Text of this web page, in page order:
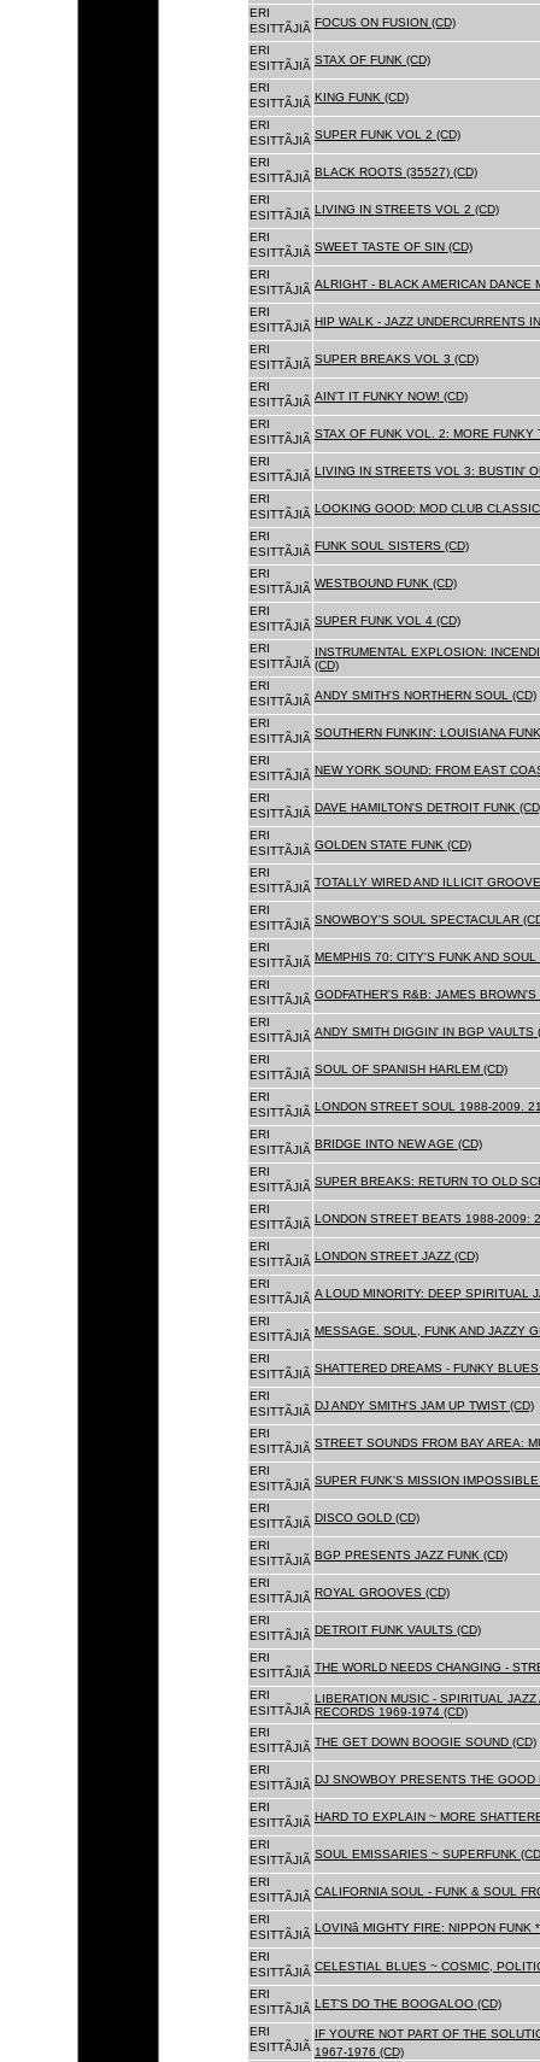
ERI
ESITTÃJIÃ FOCUS ON FUSION (CD)
ERI
ESITTÃJIÃ STAX OF FUNK (CD)
ERI
ESITTÃJIÃ KING FUNK (CD)
ERI
ESITTÃJIÃ SUPER FUNK VOL 2 (CD)
ERI
ESITTÃJIÃ BLACK ROOTS (35527) (CD)
ERI
ESITTÃJIÃ LIVING IN STREETS VOL 2 (CD)
ERI
ESITTÃJIÃ SWEET TASTE OF SIN (CD)
ERI
ESITTÃJIÃ ALRIGHT - BLACK AMERICAN DANCE
ERI
ESITTÃJIÃ HIP WALK - JAZZ UNDERCURRENTS
ERI
ESITTÃJIÃ SUPER BREAKS VOL 3 (CD)
ERI
ESITTÃJIÃ AIN'T IT FUNKY NOW! (CD)
ERI
ESITTÃJIÃ STAX OF FUNK VOL. 2: MORE FUNKY
ERI
ESITTÃJIÃ LIVING IN STREETS VOL 3: BUSTIN'
ERI
ESITTÃJIÃ LOOKING GOOD: MOD CLUB
ERI
ESITTÃJIÃ FUNK SOUL SISTERS (CD)
ERI
ESITTÃJIÃ WESTBOUND FUNK (CD)
ERI
ESITTÃJIÃ SUPER FUNK VOL 4 (CD)
ERI
ESITTÃJIÃ
INSTRUMENTAL EXPLOSION:
(CD)
ERI
ESITTÃJIÃ ANDY SMITH'S NORTHERN SOUL (CD)
ERI
ESITTÃJIÃ SOUTHERN FUNKIN': LOUISIANA
ERI
ESITTÃJIÃ NEW YORK SOUND: FROM EAST
ERI
ESITTÃJIÃ DAVE HAMILTON'S DETROIT FUNK
ERI
ESITTÃJIÃ GOLDEN STATE FUNK (CD)
ERI
ESITTÃJIÃ TOTALLY WIRED AND ILLICIT
ERI
ESITTÃJIÃ SNOWBOY'S SOUL SPECTACULAR
ERI
ESITTÃJIÃ MEMPHIS 70: CITY'S FUNK AND
ERI
ESITTÃJIÃ GODFATHER'S R&B: JAMES
ERI
ESITTÃJIÃ ANDY SMITH DIGGIN' IN BGP VAULTS
ERI
ESITTÃJIÃ SOUL OF SPANISH HARLEM (CD)
ERI
ESITTÃJIÃ LONDON STREET SOUL 1988-2009.
ERI
ESITTÃJIÃ BRIDGE INTO NEW AGE (CD)
ERI
ESITTÃJIÃ SUPER BREAKS: RETURN TO OLD
ERI
ESITTÃJIÃ LONDON STREET BEATS 1988-2009:
ERI
ESITTÃJIÃ LONDON STREET JAZZ (CD)
ERI
ESITTÃJIÃ A LOUD MINORITY: DEEP SPIRITUAL
ERI
ESITTÃJIÃ MESSAGE. SOUL, FUNK AND JAZZY
ERI
ESITTÃJIÃ SHATTERED DREAMS - FUNKY
ERI
ESITTÃJIÃ DJ ANDY SMITH'S JAM UP TWIST (CD)
ERI
ESITTÃJIÃ STREET SOUNDS FROM BAY AREA:
ERI
ESITTÃJIÃ SUPER FUNK'S MISSION IMPOSSIBLE
ERI
ESITTÃJIÃ DISCO GOLD (CD)
ERI
ESITTÃJIÃ BGP PRESENTS JAZZ FUNK (CD)
ERI
ESITTÃJIÃ ROYAL GROOVES (CD)
ERI
ESITTÃJIÃ DETROIT FUNK VAULTS (CD)
ERI
ESITTÃJIÃ THE WORLD NEEDS CHANGING -
ERI
ESITTÃJIÃ
LIBERATION MUSIC - SPIRITUAL
RECORDS 1969-1974 (CD)
ERI
ESITTÃJIÃ THE GET DOWN BOOGIE SOUND (CD)
ERI
ESITTÃJIÃ DJ SNOWBOY PRESENTS THE GOOD
ERI
ESITTÃJIÃ HARD TO EXPLAIN ~ MORE
ERI
ESITTÃJIÃ SOUL EMISSARIES ~ SUPERFUNK
ERI
ESITTÃJIÃ CALIFORNIA SOUL - FUNK & SOUL
ERI
ESITTÃJIÃ
LOVINâ MIGHTY FIRE: NIPPON
ERI
ESITTÃJIÃ CELESTIAL BLUES ~ COSMIC,
ERI
ESITTÃJIÃ LET'S DO THE BOOGALOO (CD)
ERI
ESITTÃJIÃ
IF YOU'RE NOT PART OF THE
1967-1976 (CD)